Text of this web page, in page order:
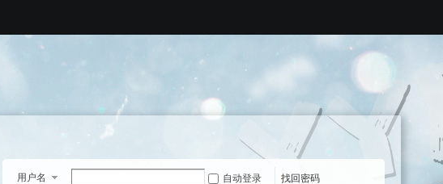
用户名 自动登录
找回密码